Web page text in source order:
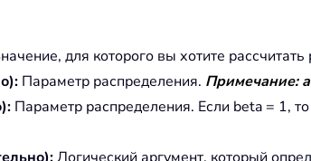
для которого вы хотите
Параметр распределения. Примечание:
Параметр распределения. Если beta = 1,